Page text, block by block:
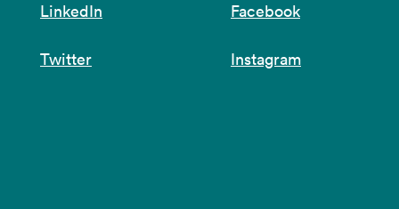
LinkedIn
Facebook
Twitter Instagram